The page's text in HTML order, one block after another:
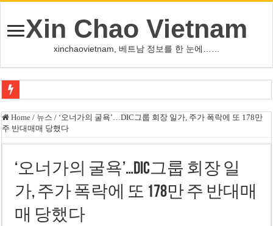
Xin Chao Vietnam
xinchaovietnam, 베트남 정보를 한 눈에……
쩐 타인 먼 베트남 국회의장 “외교 성과, 국가 위상 제고에 크게 기여”
싱가포르 하오마트, 마지막 프리미엄 매장 폐점… 적자·소송 악재 속 사업 축
PNJ, 다이아몬드 밀수 여파에 2분기 적자… 10월 임시 주총 개최
팜 녓 브엉 빈그룹 회장 딸, 그룹 계열사 경영에 첫 등장
케펠, 투티엠 엠파이어시티 지분 전량 2억7000만 달러에 매각
Home / 뉴스 / ‘오너가의 굴욕’…DIC그룹 회장 일가, 주가 폭락에 또 178만
주 반대매매 당했다
‘오너가의 굴욕’…DIC그룹 회장 일
가, 주가 폭락에 또 178만 주 반대매
매 당했다